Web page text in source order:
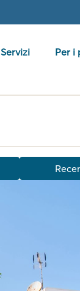
Servizi Per i